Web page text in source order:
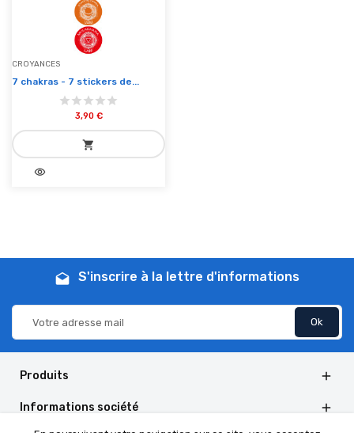
CROYANCES
7 chakras - 7 stickers de...
3,90 €
shopping_cart
add_shopping_cartvisibility
drafts S'inscrire à la lettre d'informations
Produits 
Informations société 